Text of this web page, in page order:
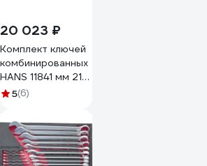
20 023 ₽
Комплект ключей
комбинированных
HANS 11841 мм 21
пр. 16621M
5(6)